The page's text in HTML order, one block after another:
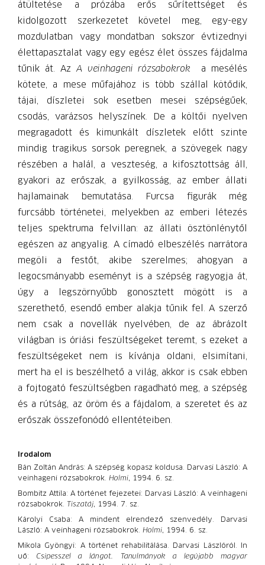
átültetése a prózába erős sűrítettséget és
kidolgozott szerkezetet követel meg, egy-egy
mozdulatban vagy mondatban sokszor évtizednyi
élettapasztalat vagy egy egész élet összes fájdalma
tűnik át. AzA veinhageni rózsabokrok a mesélés
kötete, a mese műfajához is több szállal kötődik,
tájai, díszletei sok esetben mesei szépségűek,
csodás, varázsos helyszínek. De a költői nyelven
megragadott és kimunkált díszletek előtt szinte
mindig tragikus sorsok peregnek, a szövegek nagy
részében a halál, a veszteség, a kifosztottság áll,
gyakori az erőszak, a gyilkosság, az ember állati
hajlamainak bemutatása. Furcsa figurák még
furcsább történetei, melyekben az emberi létezés
teljes spektruma felvillan: az állati ösztönlénytől
egészen az angyalig. A címadó elbeszélés narrátora
megöli a festőt, akibe szerelmes; ahogyan a
legocsmányabb eseményt is a szépség ragyogja át,
úgy a legszörnyűbb gonosztett mögött is a
szerethető, esendő ember alakja tűnik fel. A szerző
nem csak a novellák nyelvében, de az ábrázolt
világban is óriási feszültségeket teremt, s ezeket a
feszültségeket nem is kívánja oldani, elsimítani,
mert ha el is beszélhető a világ, akkor is csak ebben
a fojtogató feszültségben ragadható meg, a szépség
és a rútság, az öröm és a fájdalom, a szeretet és az
erőszak összefonódó ellentéteiben.
Irodalom
Bán Zoltán András: A szépség kopasz koldusa. Darvasi László: A
veinhageni rózsabokrok. Holmi, 1994. 6. sz.
Bombitz Attila: A történet fejezetei: Darvasi László: A veinhageni
rózsabokrok. Tiszatáj, 1994. 7. sz.
Károlyi Csaba: A mindent elrendező szenvedély. Darvasi
László: A veinhageni rózsabokrok. Holmi, 1994. 6. sz.
Mikola Gyöngyi: A történet rehabilitálása. Darvasi Lászlóról. In
uő: Csipesszel a lángot. Tanulmányok a legújabb magyar